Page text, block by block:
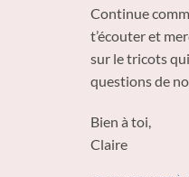
Continue
t’écouter et
sur le tricots
questions de
Bien à toi,
Claire